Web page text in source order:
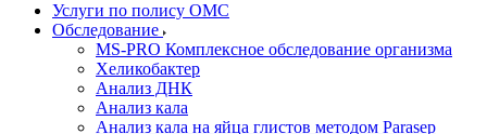
Услуги по полису ОМС
Обследование
MS-PRO Комплексное обследование организма
Хеликобактер
Анализ ДНК
Анализ кала
Анализ кала на яйца глистов методом Parasep